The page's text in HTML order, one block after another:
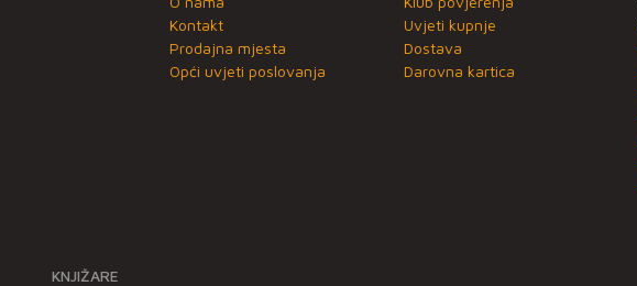
Kontakt
Prodajna mjesta
Opći uvjeti poslovanja
Uvjeti kupnje
Dostava
Darovna kartica
KNJIŽARE